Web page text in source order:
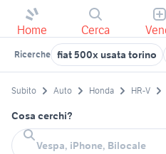
Home Cerca
Ricerche fiat 500x usata torino
Subito Auto Honda HR-V
Cosa cerchi?